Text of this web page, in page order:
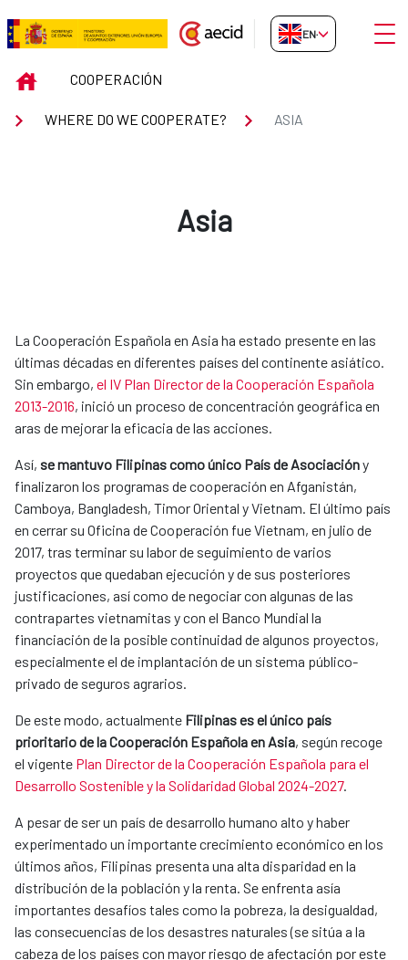
Skip to Main Content
ASIA
EN-GB
INICIOCOOPERACIÓN
WHERE DO WE COOPERATE? ASIA
Asia
​​​​​​La Cooperación Española en Asia ha estado presente en las
últimas décadas en diferentes países del continente asiático.
Sin embargo, el IV Plan Director de la Cooperación Española
2013-2016, inició un proceso de concentración geográfica en
aras de mejorar la eficacia de las acciones.
Así, se mantuvo Filipinas como único País de Asociacióny
finalizaron los programas de cooperación en Afganistán,
Camboya, Bangladesh, Timor Oriental y Vietnam. El último país
en cerrar su Oficina de Cooperación fue Vietnam, en julio de
2017, tras terminar su labor de seguimiento de varios
proyectos que quedaban ejecución y de sus posteriores
justificaciones, así como de negociar con algunas de las
contrapartes vietnamitas y con el Banco Mundial la
financiación de la posible continuidad de algunos proyectos,
especialmente el de implantación de un sistema público-
privado de seguros agrarios.
De este modo, actualmente Filipinas es el único país
prioritario de la Cooperación Española en Asia, según recoge
el vigente Plan Director de la Cooperación Española para el
Desarrollo Sostenible y la Solidaridad Global 2024-2027.
A pesar de ser un país de desarrollo humano alto y haber
experimentado un importante crecimiento económico en los
últimos años, Filipinas presenta una alta disparidad en la
distribución de la población y la renta. Se enfrenta asía
importantes desafíos tales como la pobreza, la desigualdad,
las consecuencias de los desastres naturales (se sitúa a la
cabeza de los países con mayor riesgo de afectación por este